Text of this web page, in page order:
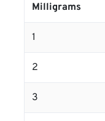
Milligrams
1
2
3